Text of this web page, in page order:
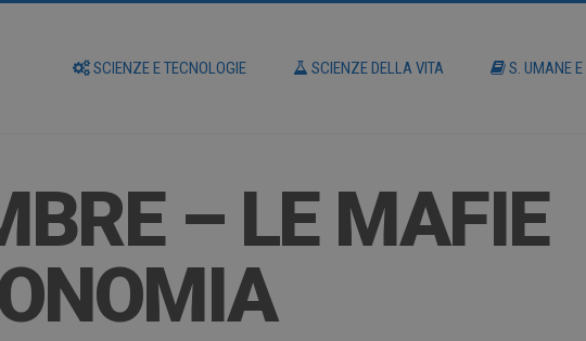
SCIENZE E TECNOLOGIE SCIENZE DELLA VITA S. UMANE
– LE MAFIE